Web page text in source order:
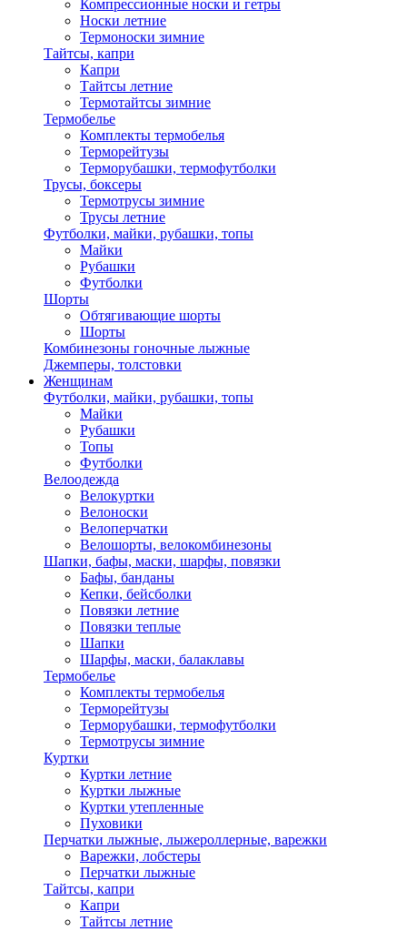
Компрессионные носки и гетры
Носки летние
Термоноски зимние
Тайтсы, капри
Капри
Тайтсы летние
Термотайтсы зимние
Термобелье
Комплекты термобелья
Терморейтузы
Терморубашки, термофутболки
Трусы, боксеры
Термотрусы зимние
Трусы летние
Футболки, майки, рубашки, топы
Майки
Рубашки
Футболки
Шорты
Обтягивающие шорты
Шорты
Комбинезоны гоночные лыжные
Джемперы, толстовки
Женщинам
Футболки, майки, рубашки, топы
Майки
Рубашки
Топы
Футболки
Велоодежда
Велокуртки
Велоноски
Велоперчатки
Велошорты, велокомбинезоны
Шапки, бафы, маски, шарфы, повязки
Бафы, банданы
Кепки, бейсболки
Повязки летние
Повязки теплые
Шапки
Шарфы, маски, балаклавы
Термобелье
Комплекты термобелья
Терморейтузы
Терморубашки, термофутболки
Термотрусы зимние
Куртки
Куртки летние
Куртки лыжные
Куртки утепленные
Пуховики
Перчатки лыжные, лыжероллерные, варежки
Варежки, лобстеры
Перчатки лыжные
Тайтсы, капри
Капри
Тайтсы летние